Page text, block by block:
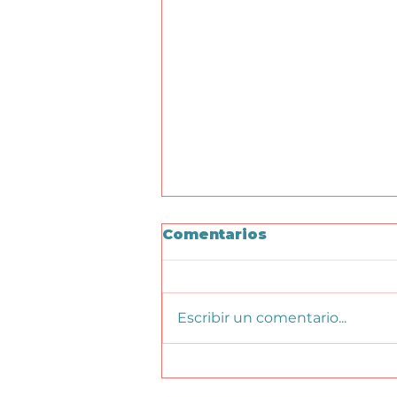
Comentarios
Escribir un comentario...